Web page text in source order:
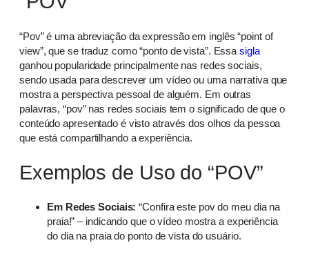
“Pov” é uma abreviação da expressão em inglês “point of
view”, que se traduz como “ponto de vista”. Essasigla
ganhou popularidade principalmente nas redes sociais,
sendo usada para descrever um vídeo ou uma narrativa que
mostra a perspectiva pessoal de alguém. Em outras
palavras, “pov” nas redes sociais tem o significado de que o
conteúdo apresentado é visto através dos olhos da pessoa
que está compartilhando a experiência.
Exemplos de Uso do “POV”
Em Redes Sociais: “Confira este pov do meu dia na
praia!” – indicando que o vídeo mostra a experiência
do dia na praia do ponto de vista do usuário.